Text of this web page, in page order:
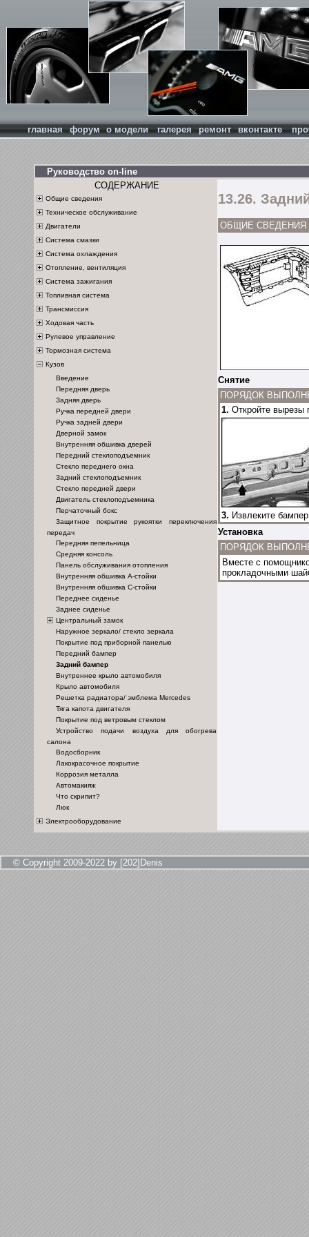
главная форум о модели галерея ремонт вконтакте
Руководство on-line
СОДЕРЖАНИЕ
Общие сведения
Техническое обслуживание
Двигатели
Система смазки
Система охлаждения
Отопление, вентиляция
Система зажигания
Топливная система
Трансмиссия
Ходовая часть
Рулевое управление
Тормозная система
Кузов
Введение
Передняя дверь
Задняя дверь
Ручка передней двери
Ручка задней двери
Дверной замок
Внутренняя обшивка дверей
Передний стеклоподъемник
Стекло переднего окна
Задний стеклоподъемник
Стекло передней двери
Двигатель стеклоподъемника
Перчаточный бокс
Защитное покрытие рукоятки переключения
передач
Передняя пепельница
Средняя консоль
Панель обслуживания отопления
Внутренняя обшивка А-стойки
Внутренняя обшивка С-стойки
Переднее сиденье
Заднее сиденье
Центральный замок
Наружное зеркало/ стекло зеркала
Покрытие под приборной панелью
Передний бампер
Задний бампер
Внутреннее крыло автомобиля
Крыло автомобиля
Решетка радиатора/ эмблема Mercedes
Тяга капота двигателя
Покрытие под ветровым стеклом
Устройство подачи воздуха для обогрева
салона
Водосборник
Лакокрасочное покрытие
Коррозия металла
Автомакияж
Что скрипит?
Люк
Электрооборудование
13.26.
ОБЩИЕ СВЕДЕНИЯ
Снятие
ПОРЯДОК
1. Откройте вырезы
3. Извлеките
Установка
ПОРЯДОК
Вместе с
прокладочными
© Copyright 2009-2022 by [202]Denis